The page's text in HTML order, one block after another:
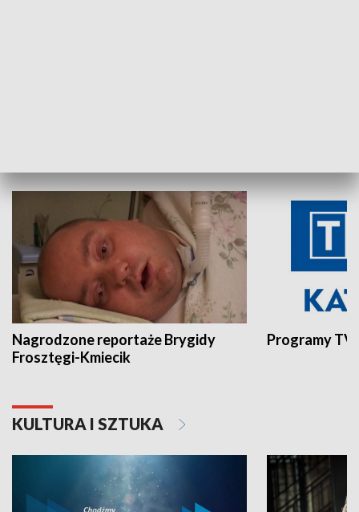
Nagrodzone reportaże Brygidy
Frosztęgi-Kmiecik
Programy
KULTURA I SZTUKA